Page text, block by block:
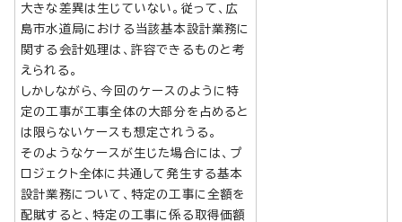
大きな差異は生じていない。従って、広
島市水道局における当該基本設計業務に
関する会計処理は、許容できるものと考
えられる。
しかしながら、今回のケースのように特
定の工事が工事全体の大部分を占めると
は限らないケースも想定されうる。
そのようなケースが生じた場合には、プ
ロジェクト全体に共通して発生する基本
設計業務について、特定の工事に全額を
配賦すると、特定の工事に係る取得価額